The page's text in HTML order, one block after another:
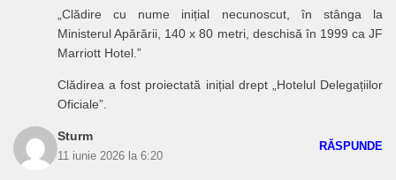
„Clădire cu nume inițial necunoscut, în stânga la
Ministerul Apărării, 140 x 80 metri, deschisă în 1999 ca JF
Marriott Hotel.”
Clădirea a fost proiectată inițial drept „Hotelul Delegațiilor
Oficiale”.
Sturm
11 iunie 2026 la 6:20
RĂSPUNDE